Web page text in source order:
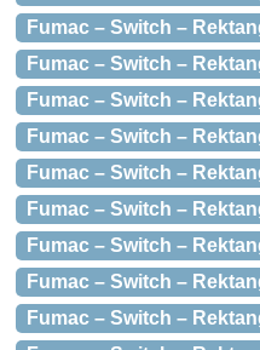
Fumac – Switch –
Fumac – Switch –
Fumac – Switch –
Fumac – Switch –
Fumac – Switch –
Fumac – Switch –
Fumac – Switch –
Fumac – Switch –
Fumac – Switch –